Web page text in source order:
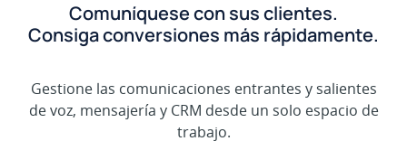
Comuníquese con sus clientes.
Consiga conversiones más rápidamente.
Gestione las comunicaciones entrantes y salientes
de voz, mensajería y CRM desde un solo espacio de
trabajo.